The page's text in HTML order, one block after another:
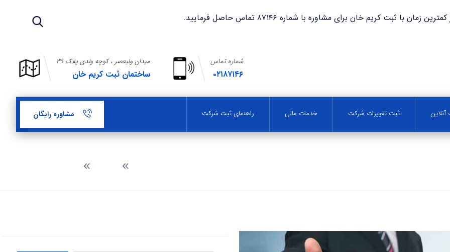
کریم خان برای مشاوره با شماره ۸۷۱۴۶ تماس حاصل فرمایید.
میدان ولیعصر ، کوچه ولدی پلاک ۳۹
ساختمان ثبت کریم خان
شماره تماس
۰۲۱۸۷۱۴۶
ثبت تغییرات شرکت خدمات مالی راهنمای ثبت شرکت مشاوره رایگان